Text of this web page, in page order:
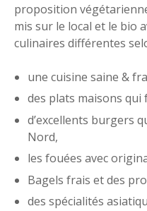
proposition
mis sur le local et le bio
culinaires différentes
une cuisine saine &
des plats maisons
d’excellents burgers
Nord,
les fouées avec
Bagels frais et des
des spécialités